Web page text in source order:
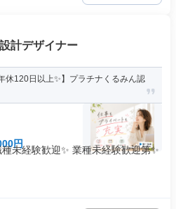
計デザイナー
休120日以上✨】プラチナくるみん認
円
未経験歓迎✨ 業種未経験歓迎第✨